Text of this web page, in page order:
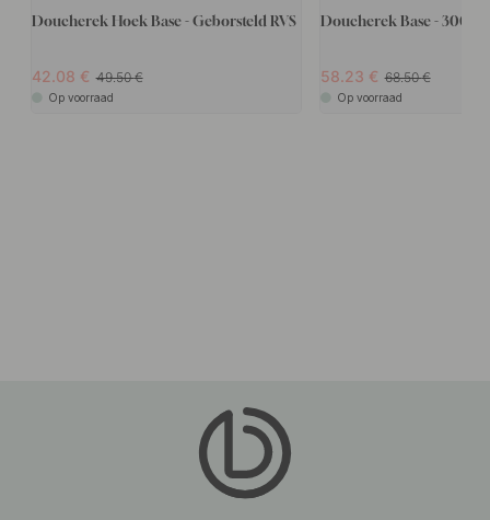
Doucherek Hoek Base - Geborsteld RVS
42.08 49.50
Op voorraad
Doucherek Base -
58.23 68.50
Op voorraad